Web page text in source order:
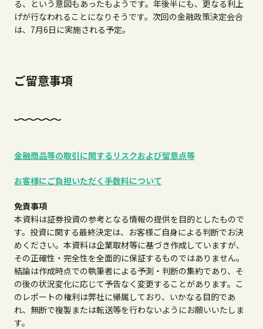
る、という意図もあったもようです。年後半にも、更なる利上
げが行なわれることになりそうです。次回の金融政策決定会合
は、7月6日に実施される予定。
ご留意事項
金融商品等の取引に関するリスクおよび留意点等
お客様にご負担いただく手数料について
免責事項
本資料は証券投資の参考となる情報の提供を目的としたもので
す。投資に関する最終決定は、お客様ご自身による判断でお決
めください。本資料は企業取材等に基づき作成していますが、
その正確性・完全性を全面的に保証するものではありません。
結論は作成時点での執筆者による予測・判断の集約であり、そ
の後の状況変化に応じて予告なく変更することがあります。こ
のレポートの権利は弊社に帰属しており、いかなる目的であ
れ、無断で複製または転送等を行わないようにお願いいたしま
す。